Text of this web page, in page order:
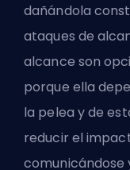
dañándola
ataques de
alcance son
porque ella
la pelea y de
reducir el
comunicándose